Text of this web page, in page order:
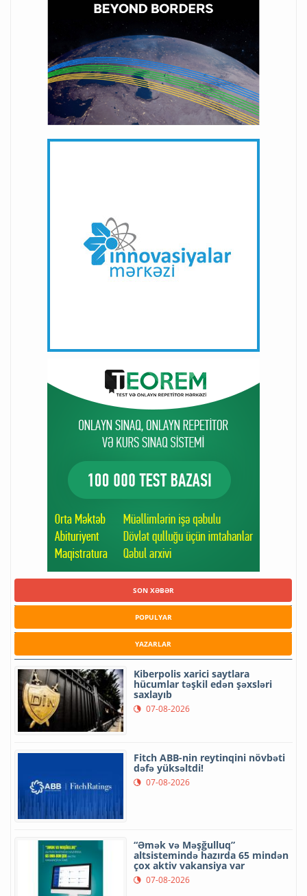
SON XƏBƏR
POPULYAR
YAZARLAR
Kiberpolis xarici saytlara
hücumlar təşkil edən şəxsləri
saxlayıb
07-08-2026
Fitch ABB-nin reytinqini növbəti
dəfə yüksəltdi!
07-08-2026
“Əmək və Məşğulluq”
altsistemində hazırda 65 mindən
çox aktiv vakansiya var
07-08-2026